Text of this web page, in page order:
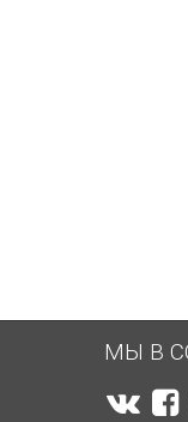
МЫ В